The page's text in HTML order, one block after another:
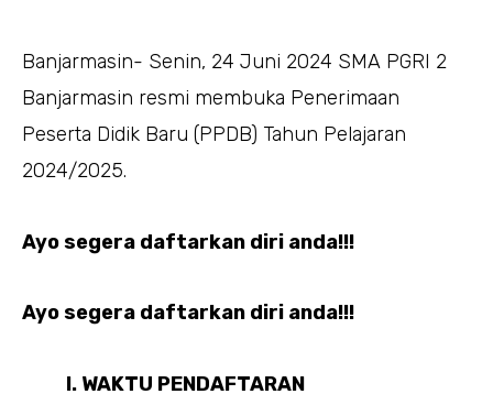
Banjarmasin- Senin, 24 Juni 2024 SMA PGRI 2
Banjarmasin resmi membuka Penerimaan
Peserta Didik Baru (PPDB) Tahun Pelajaran
2024/2025.
Ayo segera daftarkan diri anda!!!
Ayo segera daftarkan diri anda!!!
WAKTU PENDAFTARAN